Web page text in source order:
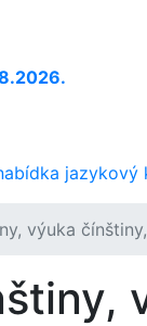
jazykový
výuka